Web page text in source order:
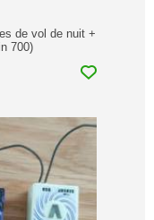
de vol de nuit +
700)